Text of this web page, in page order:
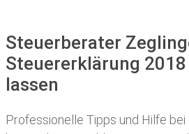
Steuerberater
Steuererklärung
lassen
Professionelle Tipps und Hilfe